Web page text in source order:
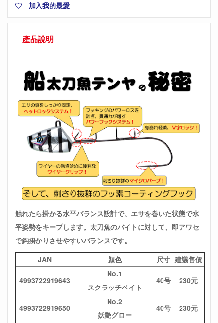
加入我的最愛
產品說明
触れたら掛かる水平バランス設計で、エサを巻いた状態で水
平姿勢をキープします。太刀魚のバイトに対して、即アワセ
で鈎掛かりさせやすいバランスです。
JAN
顏色 尺寸 建議售價
4993722919643
No.1
スクラッチベイト
40号 230元
4993722919650
No.2
妖艶グロー
40号 230元